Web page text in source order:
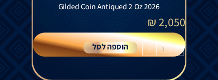
Gilded Coin Antiqued 2 Oz 2026
2,050
₪
-
+ הוספה לסל